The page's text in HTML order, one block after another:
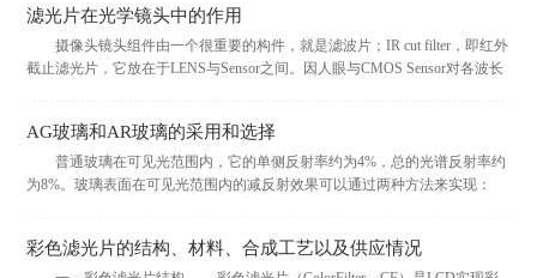
滤光片在光学镜头中的作用
摄像头镜头组件由一个很重要的构件，就是滤波片；IR cut filter，即红外
截止滤光片，它放在于LENS与Sensor之间。因人眼与CMOS Sensor对各波长
AG玻璃和AR玻璃的采用和选择
普通玻璃在可见光范围内，它的单侧反射率约为4%，总的光谱反射率约
为8%。玻璃表面在可见光范围内的减反射效果可以通过两种方法来实现：
彩色滤光片的结构、材料、合成工艺以及供应情况